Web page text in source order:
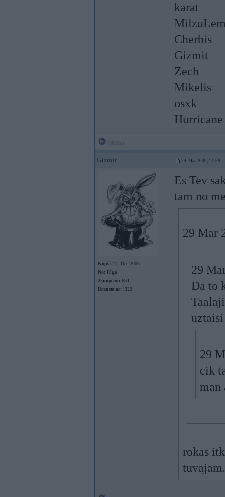
karat
Cherbis
Gizmit
Zech
Mikelis
osxk
Hurricane
Gizmit 29. Mar 2009, 14:58
Kopš: 17. Dec 2006
No: Rīga
Ziņojumi: 684
Braucu ar: l322
Es Tev
tam no
29 Mar
29
Da to
29
cik
rokas